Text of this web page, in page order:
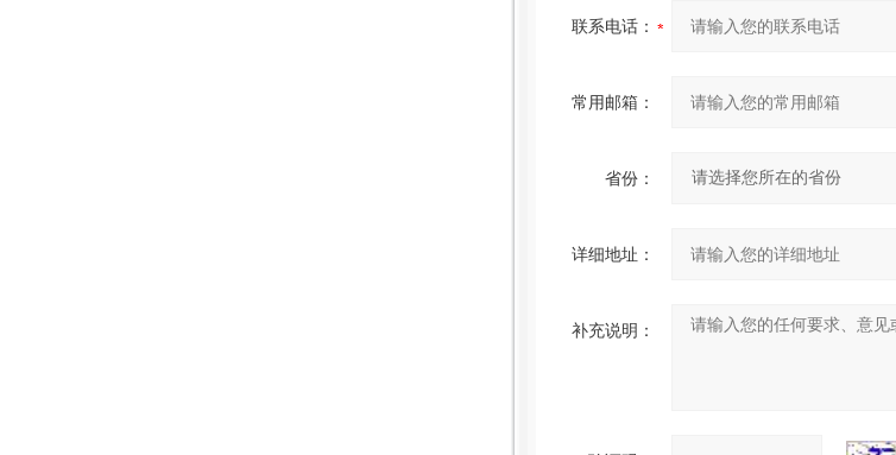
联系电话：
常用邮箱：
省份：
详细地址：
补充说明：